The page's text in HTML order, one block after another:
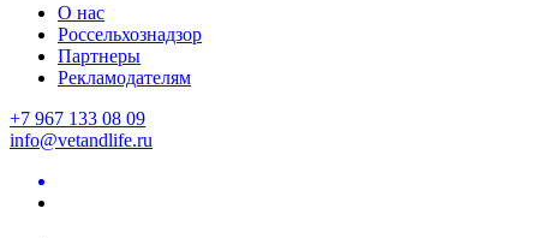
О нас
Россельхознадзор
Партнеры
Рекламодателям
+7 967 133 08 09
info@vetandlife.ru